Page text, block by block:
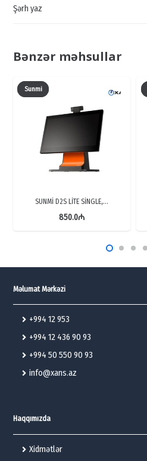
Şərh yaz
Bənzər məhsullar
Sunmi
SUNMİ D2S LİTE SİNGLE,…
850.0₼
Məlumat Mərkəzi
+994 12 953
+994 12 436 90 93
+994 50 550 90 93
info@xans.az
Haqqımızda
Xidmətlər